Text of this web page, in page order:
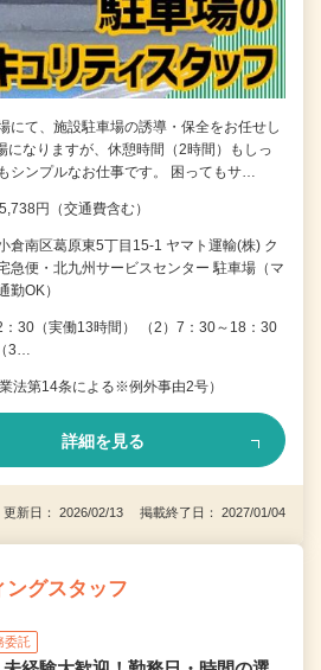
にて、施設駐車場の誘導・保全をお任せし
になりますが、休憩時間（2時間）もしっ
シンプルなお仕事です。 困ってもサ…
円（交通費含む）
倉南区葛原東5丁目15-1 ヤマト運輸(株) ク
急便・北九州サービスセンター 駐車場（マ
勤OK）
：30（実働13時間） （2）7：30～18：30
3…
法第14条による※例外事由2号）
詳細を見る
更新日： 2026/02/13 掲載終了日： 2027/01/04
ングスタッフ
委託